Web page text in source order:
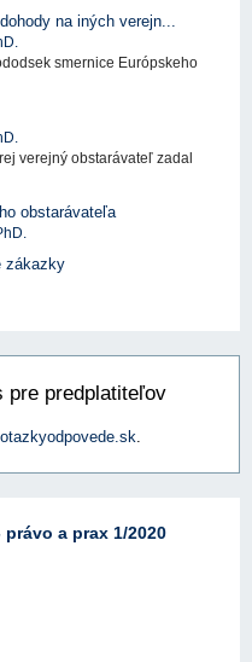
na iných verejn...
smernice Európskeho
verejný obstarávateľ zadal
obstarávateľa
zákazky
pre predplatiteľov
.
a prax 1/2020